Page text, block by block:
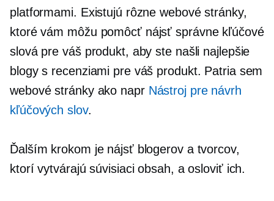
platformami. Existujú rôzne webové stránky,
ktoré vám môžu pomôcť nájsť správne kľúčové
slová pre váš produkt, aby ste našli najlepšie
blogy s recenziami pre váš produkt. Patria sem
webové stránky ako napr Nástroj pre návrh
kľúčových slov.
Ďalším krokom je nájsť blogerov a tvorcov,
ktorí vytvárajú súvisiaci obsah, a osloviť ich.